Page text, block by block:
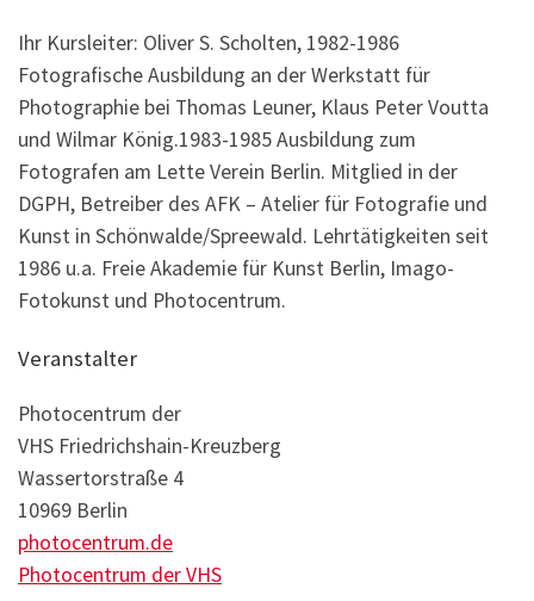
Ihr Kursleiter: Oliver S. Scholten, 1982-1986
Fotografische Ausbildung an der Werkstatt für
Photographie bei Thomas Leuner, Klaus Peter Voutta
und Wilmar König.1983-1985 Ausbildung zum
Fotografen am Lette Verein Berlin. Mitglied in der
DGPH, Betreiber des AFK – Atelier für Fotografie und
Kunst in Schönwalde/Spreewald. Lehrtätigkeiten seit
1986 u.a. Freie Akademie für Kunst Berlin, Imago-
Fotokunst und Photocentrum.
Veranstalter
Photocentrum der
VHS Friedrichshain-Kreuzberg
Wassertorstraße 4
10969 Berlin
photocentrum.de
Photocentrum der VHS